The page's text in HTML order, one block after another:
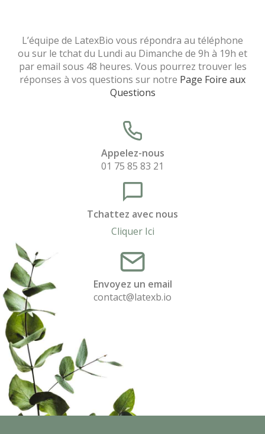
L’équipe de LatexBio vous répondra au téléphone
ou sur le tchat du Lundi au Dimanche de 9h à 19h et
par email sous 48 heures. Vous pourrez trouver les
réponses à vos questions sur notre Page Foire aux
Questions
Appelez-nous
01 75 85 83 21
Tchattez avec nous
Cliquer Ici
Envoyez un email
contact@latexb.io